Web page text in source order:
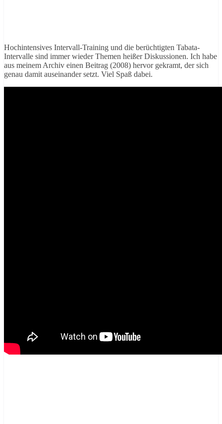
Hochintensives Intervall-Training und die berüchtigten Tabata-
Intervalle sind immer wieder Themen heißer Diskussionen. Ich habe
aus meinem Archiv einen Beitrag (2008) hervor gekramt, der sich
genau damit auseinander setzt. Viel Spaß dabei.